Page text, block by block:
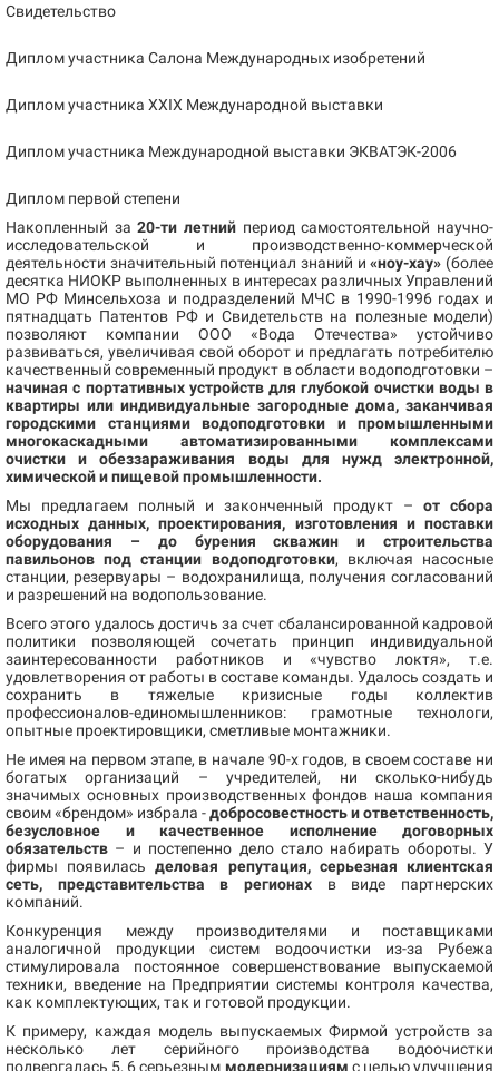
Свидетельство
Диплом участника Салона Международных изобретений
Диплом участника XXIX Международной выставки
Диплом участника Международной выставки ЭКВАТЭК-2006
Диплом первой степени
Накопленный за20-ти летний период самостоятельной научно-
исследовательской и производственно-коммерческой
деятельности значительный потенциал знаний и«ноу-хау» (более
десятка НИОКР выполненных в интересах различных Управлений
МО РФ Минсельхоза и подразделений МЧС в 1990-1996 годах и
пятнадцать Патентов РФ и Свидетельств на полезные модели)
позволяют компании ООО «Вода Отечества» устойчиво
развиваться, увеличивая свой оборот и предлагать потребителю
качественный современный продукт в области водоподготовки –
начиная с портативных устройств для глубокой очистки воды в
квартиры или индивидуальные загородные дома, заканчивая
городскими станциями водоподготовки и промышленными
многокаскадными автоматизированными комплексами
очистки и обеззараживания воды для нужд электронной,
химической и пищевой промышленности.
Мы предлагаем полный и законченный продукт – от сбора
исходных данных, проектирования, изготовления и поставки
оборудования – до бурения скважин и строительства
павильонов под станции водоподготовки, включая насосные
станции, резервуары – водохранилища, получения согласований
и разрешений на водопользование.
Всего этого удалось достичь за счет сбалансированной кадровой
политики позволяющей сочетать принцип индивидуальной
заинтересованности работников и «чувство локтя», т.е.
удовлетворения от работы в составе команды. Удалось создать и
сохранить в тяжелые кризисные годы коллектив
профессионалов-единомышленников: грамотные технологи,
опытные проектировщики, сметливые монтажники.
Не имея на первом этапе, в начале 90-х годов, в своем составе ни
богатых организаций – учредителей, ни сколько-нибудь
значимых основных производственных фондов наша компания
своим «брендом» избрала -добросовестность и ответственность,
безусловное и качественное исполнение договорных
обязательств – и постепенно дело стало набирать обороты. У
фирмы появиласьделовая репутация, серьезная клиентская
сеть, представительства в регионах в виде партнерских
компаний.
Конкуренция между производителями и поставщиками
аналогичной продукции систем водоочистки из-за Рубежа
стимулировала постоянное совершенствование выпускаемой
техники, введение на Предприятии системы контроля качества,
как комплектующих, так и готовой продукции.
К примеру, каждая модель выпускаемых Фирмой устройств за
несколько лет серийного производства водоочистки
подвергалась 5, 6 серьезным модернизациям с целью улучшения